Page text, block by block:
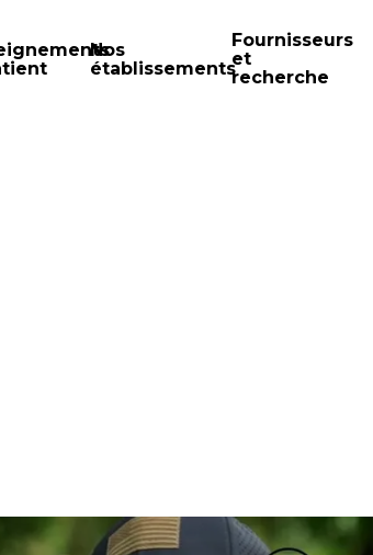
Nos
établissements
Fournisseurs
et
recherche